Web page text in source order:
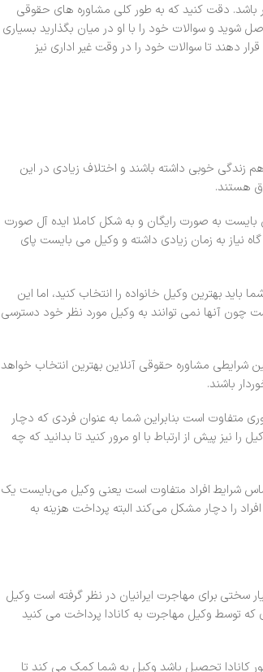
باشد. دقت کنید که به طور کلی مشاوره های حقوقی
شوید و سوالات خود را با او در میان بگذارید بسیاری
تا مشاوره های ۲۴ ساعته در اختیار شما قرار دهند تا سوالات خود را در وقت غیر اداری نیز
زندگی خوبی داشته باشند و اختلاف زیادی در این
هستند.
بایست به صورت رایگان و به شکل کاملا ایده آل صورت
نیاز به زمان زیادی داشته و وکیل می بایست پای
بهترین وکیل خانواده را انتخاب کنید، اما این
چون آنها نمی توانند به وکیل مورد نظر خود دسترسی
شرایطی مشاوره حقوقی آنلاین بهترین انتخاب خواهد
باشند.
متفاوت است بنابراین شما به عنوان فردی که دچار
پیش از ارتباط با او مرور کنید تا بدانید که چه
شرایط افراد متفاوت است یعنی وکیل می‌بایست یک
را دچار مشکل می‌کند البته پرداخت هزینه به
سختی برای مهاجرت ایرانیان در نظر گرفته است وکیل
توسط وکیل مهاجرت به کانادا پرداخت می کنید
تحصیل باشد وکیل به شما کمک می کند تا